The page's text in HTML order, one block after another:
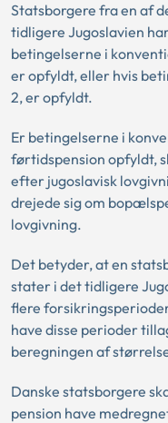
Statsborgere fra en af
tidligere Jugoslavien
betingelserne i
er opfyldt, eller hvis
2, er opfyldt.
Er betingelserne i
førtidspension opfyldt,
efter jugoslavisk
drejede sig om
lovgivning.
Det betyder, at en
stater i det tidligere
flere
have disse perioder
beregningen af
Danske statsborgere
pension have